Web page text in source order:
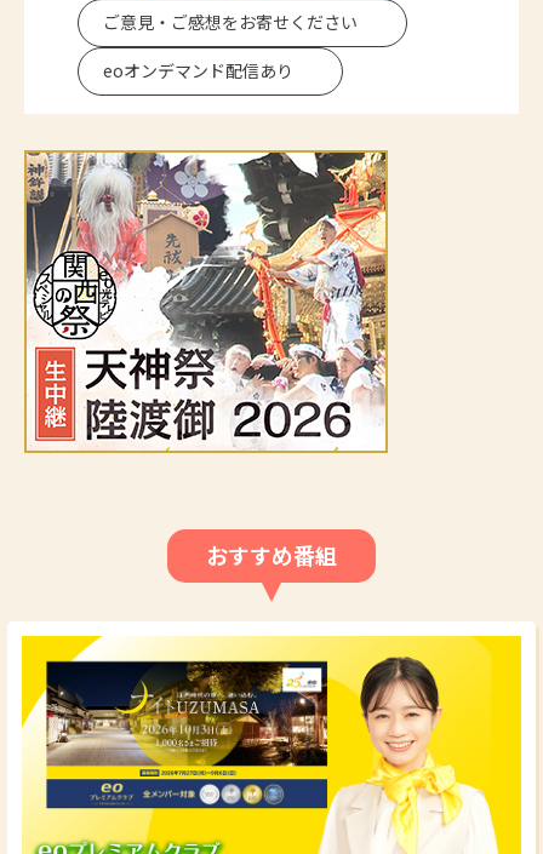
ご意見・ご感想をお寄せください
eoオンデマンド配信あり
おすすめ番組